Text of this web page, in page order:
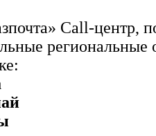
Call-центр,